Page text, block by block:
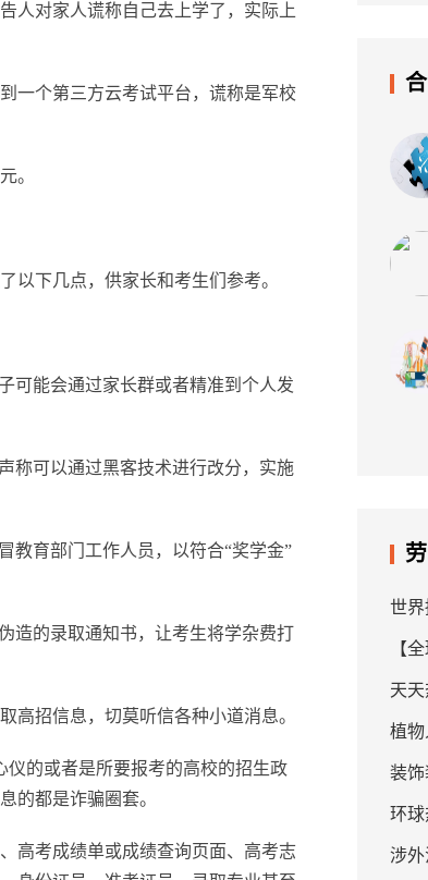
人对家人谎称自己去上学了，实际上
一个第三方云考试平台，谎称是军校
。
以下几点，供家长和考生们参考。
可能会通过家长群或者精准到个人发
称可以通过黑客技术进行改分，实施
教育部门工作人员，以符合“奖学金”
造的录取通知书，让考生将学杂费打
高招信息，切莫听信各种小道消息。
仪的或者是所要报考的高校的招生政
的都是诈骗圈套。
高考成绩单或成绩查询页面、高考志
世界
么
【
本
天
票
植物
彩
装饰
同纠
环球
涉外